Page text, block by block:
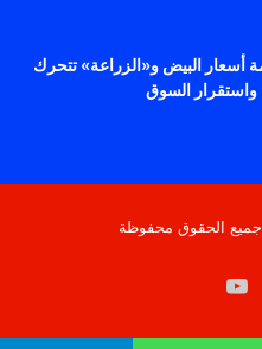
أسعار البيض و«الزراعة» تتحرك
واستقرار السوق
‫YouTube